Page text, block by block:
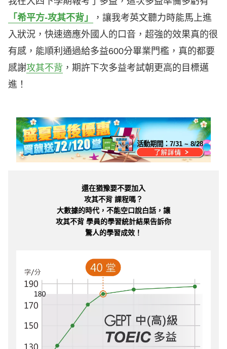
「希平方-攻其不背」
，讓我考英文聽力時能馬上進
入狀況，快速適應外國人的口音，超強的效果真的很
有感，能順利通過給多益600分畢業門檻，真的都要
感謝攻其不背 ，期許下次多益考試朝更高的目標邁
進！
活動期間：7/31 ~ 8/28
還在猶豫要不要加入
攻其不背 課程嗎？
大數據的時代，不能空口說白話，讓
攻其不背 學員的學習統計結果告訴你
驚人的學習成效！